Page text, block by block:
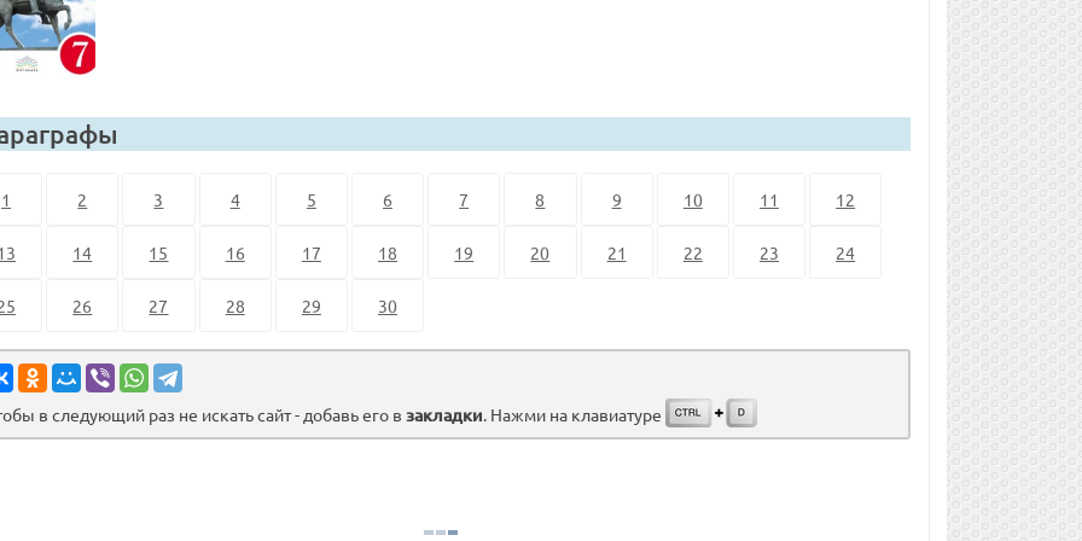
1 2 3 4 5 6 7 8 9 10 11 12
14 15 16 17 18 19 20 21 22 23 24
26 27 28 29 30
в следующий раз не искать сайт - добавь его в закладки. Нажми на клавиатуре